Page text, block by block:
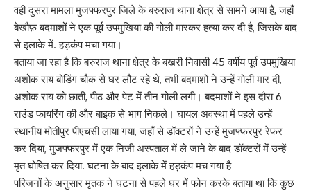
वही दुसरा मामला मुजफ्फरपुर जिले के बरुराज थाना क्षेत्र से सामने आया है, जहाँ
बेखौफ़ बदमाशों ने एक पूर्व उपमुखिया की गोली मारकर हत्या कर दी है, जिसके बाद
से इलाके में. हड़कंप मचा गया।
बताया जा रहा है कि बरुराज थाना क्षेत्र के बखरी निवासी 45 वर्षीय पूर्व उपमुखिया
अशोक राय बोडिंग चौक से घर लौट रहे थे, तभी बदमाशों ने उन्हें गोली मार दी,
अशोक राय को छाती, पीठ और पेट में तीन गोली लगी। बदमाशों ने इस दौरा 6
राउंड फायरिंग की और बाइक से भाग निकले। घायल अवस्था में पहले उन्हें
स्थानीय मोतीपुर पीएचसी लाया गया, जहाँ से डॉक्टरों ने उन्हें मुजफ्फरपुर रेफर
कर दिया, मुजफ्फरपुर में एक निजी अस्पताल में ले जाने के बाद डॉक्टरों में उन्हें
मृत घोषित कर दिया. घटना के बाद इलाके में हड़कंप मच गया है
परिजनों के अनुसार मृतक ने घटना से पहले घर में फोन करके बताया था कि कुछ